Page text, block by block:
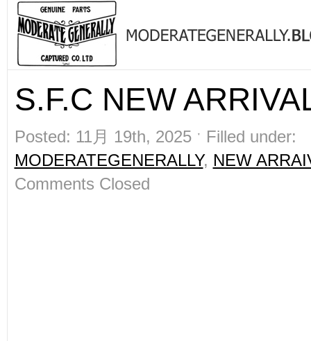
S.F.C NEW
Posted: 11月 19th, 2025 ˑ Filled under:
MODERATEGENERALLY, NEW
Comments Closed